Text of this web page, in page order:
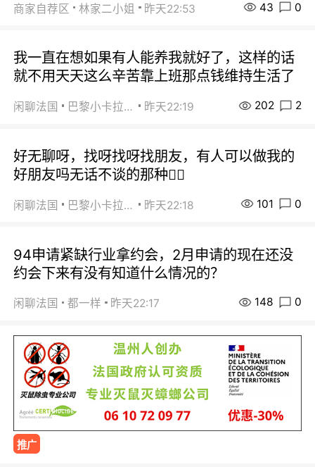
商家自荐区 林家二小姐 昨天22:53 43 0
我一直在想如果有人能养我就好了，这样的话
就不用天天这么辛苦靠上班那点钱维持生活了
闲聊法国 巴黎小卡拉咪 昨天22:19 202 2
好无聊呀，找呀找呀找朋友，有人可以做我的
好朋友吗无话不谈的那种😮‍💨
闲聊法国 巴黎小卡拉咪 昨天22:18 101 0
94申请紧缺行业拿约会，2月申请的现在还没
约会下来有没有知道什么情况的？
闲聊法国 都一样 昨天22:17 148 0
推广